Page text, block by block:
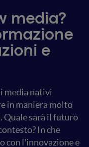
media?
e
media nativi
in maniera molto
Quale sarà il futuro
In che
con l'innovazione e